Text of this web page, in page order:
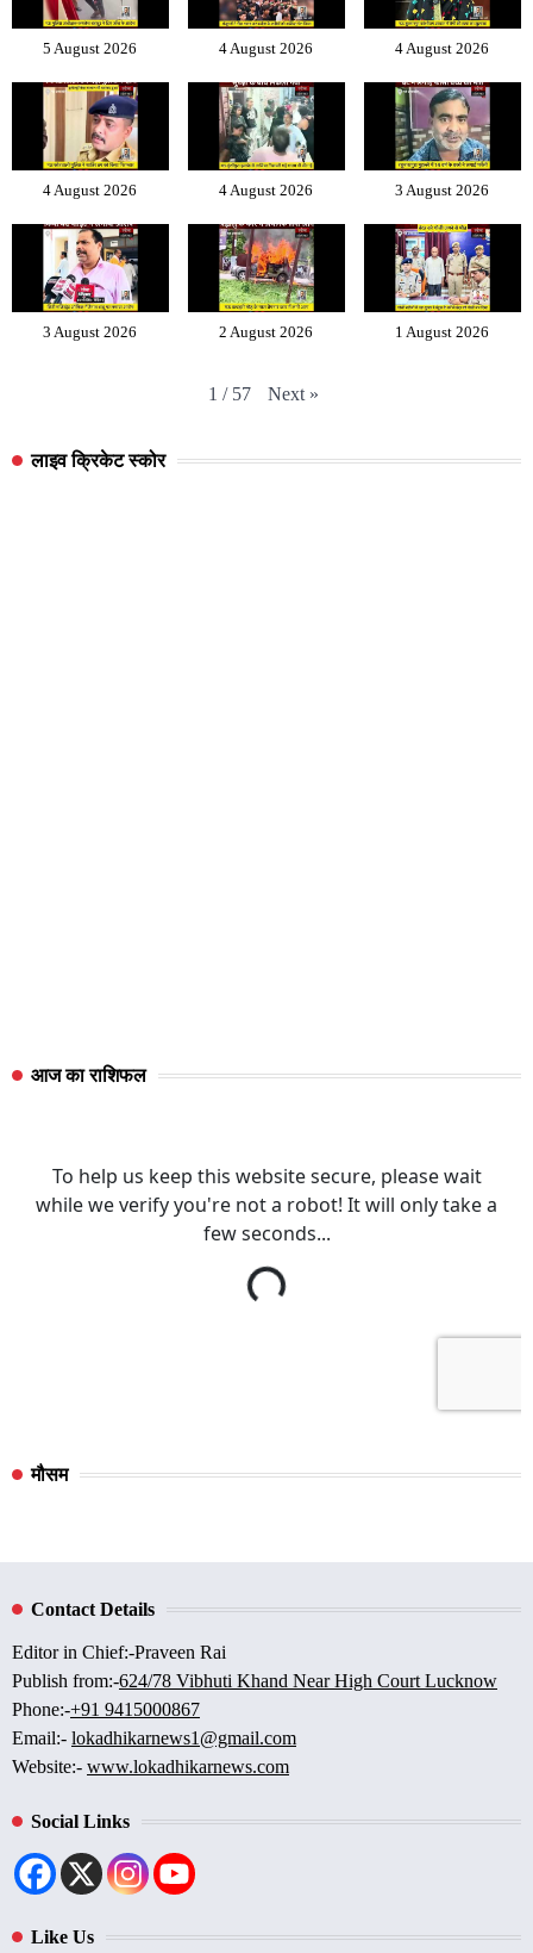
5 August 2026 4 August 2026 4 August 2026
4 August 2026 4 August 2026 3 August 2026
3 August 2026 2 August 2026 1 August 2026
1 / 57 Next »
लाइव क्रिकेट स्कोर
आज का राशिफल
मौसम
Contact Details
Editor in Chief:-Praveen Rai
Publish from:-624/78 Vibhuti Khand Near High Court Lucknow
Phone:-+91 9415000867
Email:- lokadhikarnews1@gmail.com
Website:- www.lokadhikarnews.com
Social Links
Like Us